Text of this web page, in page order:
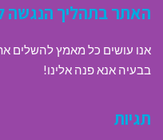
האתר בתהליך הנגשה
אנו עושים כל מאמץ להשלים
בבעיה אנא פנה אלינו!
תגיות